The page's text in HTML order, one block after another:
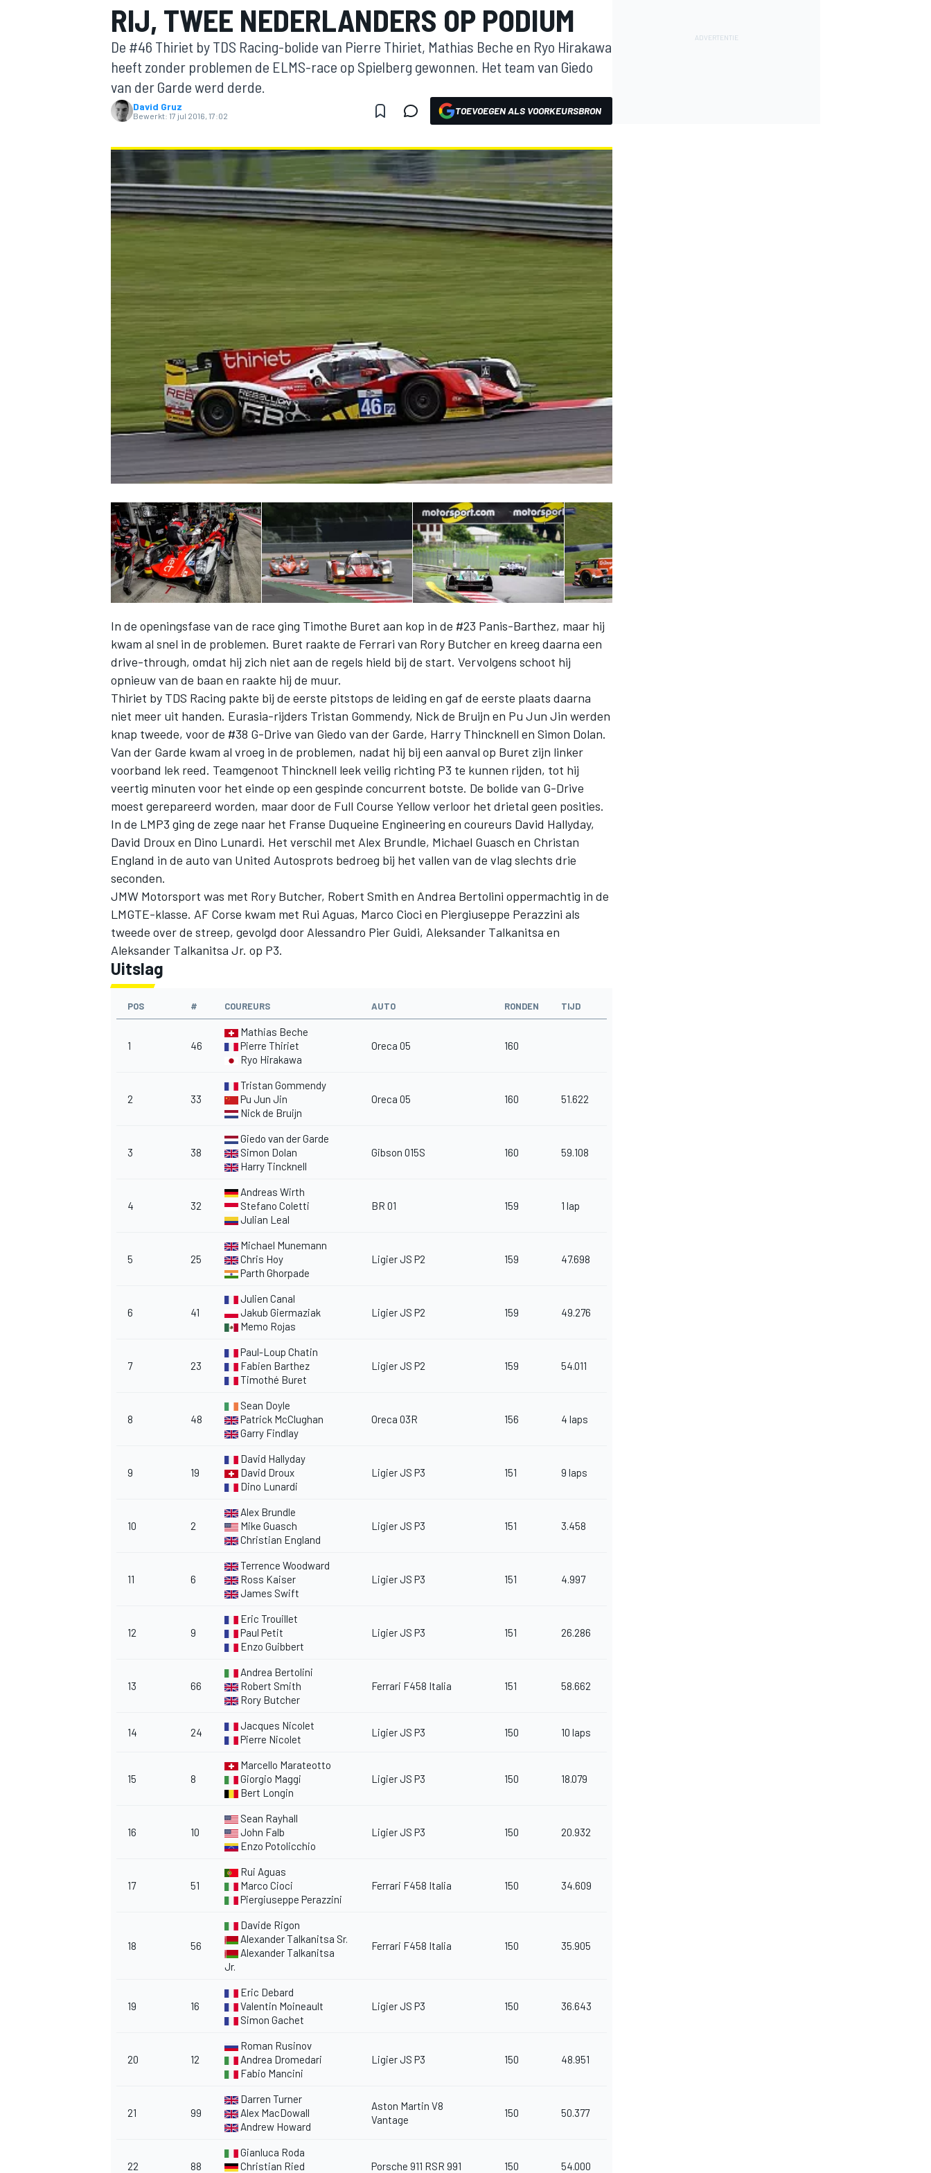
MOTOGP
INDYCAR
WEC DTM
RIJ, TWEE NEDERLANDERS OP PODIUM
De #46 Thiriet by TDS Racing-bolide van Pierre Thiriet, Mathias Beche en Ryo Hirakawa
heeft zonder problemen de ELMS-race op Spielberg gewonnen. Het team van Giedo
van der Garde werd derde.
David Gruz
Bewerkt: 17 jul 2016, 17:02 TOEVOEGEN ALS VOORKEURSBRON
In de openingsfase van de race ging Timothe Buret aan kop in de #23 Panis-Barthez, maar hij
kwam al snel in de problemen. Buret raakte de Ferrari van Rory Butcher en kreeg daarna een
drive-through, omdat hij zich niet aan de regels hield bij de start. Vervolgens schoot hij
opnieuw van de baan en raakte hij de muur.
Thiriet by TDS Racing pakte bij de eerste pitstops de leiding en gaf de eerste plaats daarna
niet meer uit handen. Eurasia-rijders Tristan Gommendy, Nick de Bruijn en Pu Jun Jin werden
knap tweede, voor de #38 G-Drive van Giedo van der Garde, Harry Thincknell en Simon Dolan.
Van der Garde kwam al vroeg in de problemen, nadat hij bij een aanval op Buret zijn linker
voorband lek reed. Teamgenoot Thincknell leek veilig richting P3 te kunnen rijden, tot hij
veertig minuten voor het einde op een gespinde concurrent botste. De bolide van G-Drive
moest gerepareerd worden, maar door de Full Course Yellow verloor het drietal geen posities.
In de LMP3 ging de zege naar het Franse Duqueine Engineering en coureurs David Hallyday,
David Droux en Dino Lunardi. Het verschil met Alex Brundle, Michael Guasch en Christan
England in de auto van United Autosprots bedroeg bij het vallen van de vlag slechts drie
seconden.
JMW Motorsport was met Rory Butcher, Robert Smith en Andrea Bertolini oppermachtig in de
LMGTE-klasse. AF Corse kwam met Rui Aguas, Marco Cioci en Piergiuseppe Perazzini als
tweede over de streep, gevolgd door Alessandro Pier Guidi, Aleksander Talkanitsa en
Aleksander Talkanitsa Jr. op P3.
Uitslag
POS # COUREURS AUTO RONDEN TIJD
1 46
Mathias Beche
Pierre Thiriet
Ryo Hirakawa
Oreca 05 160
2 33
Tristan Gommendy
Pu Jun Jin
Nick de Bruijn
Oreca 05 160 51.622
3 38
Giedo van der Garde
Simon Dolan
Harry Tincknell
Gibson 015S 160 59.108
4 32
Andreas Wirth
Stefano Coletti
Julian Leal
BR 01 159 1 lap
5 25
Michael Munemann
Chris Hoy
Parth Ghorpade
Ligier JS P2 159 47.698
6 41
Julien Canal
Jakub Giermaziak
Memo Rojas
Ligier JS P2 159 49.276
7 23
Paul-Loup Chatin
Fabien Barthez
Timothé Buret
Ligier JS P2 159 54.011
8 48
Sean Doyle
Patrick McClughan
Garry Findlay
Oreca 03R 156 4 laps
9 19
David Hallyday
David Droux
Dino Lunardi
Ligier JS P3 151 9 laps
10 2
Alex Brundle
Mike Guasch
Christian England
Ligier JS P3 151 3.458
11 6
Terrence Woodward
Ross Kaiser
James Swift
Ligier JS P3 151 4.997
12 9
Eric Trouillet
Paul Petit
Enzo Guibbert
Ligier JS P3 151 26.286
13 66
Andrea Bertolini
Robert Smith
Rory Butcher
Ferrari F458 Italia 151 58.662
14 24
Jacques Nicolet
Pierre Nicolet
Ligier JS P3 150 10 laps
15 8
Marcello Marateotto
Giorgio Maggi
Bert Longin
Ligier JS P3 150 18.079
16 10
Sean Rayhall
John Falb
Enzo Potolicchio
Ligier JS P3 150 20.932
17 51
Rui Aguas
Marco Cioci
Piergiuseppe Perazzini
Ferrari F458 Italia 150 34.609
18 56
Davide Rigon
Alexander Talkanitsa Sr.
Alexander Talkanitsa
Jr.
Ferrari F458 Italia 150 35.905
19 16
Eric Debard
Valentin Moineault
Simon Gachet
Ligier JS P3 150 36.643
20 12
Roman Rusinov
Andrea Dromedari
Fabio Mancini
Ligier JS P3 150 48.951
21 99
Darren Turner
Alex MacDowall
Andrew Howard
Aston Martin V8
Vantage
150 50.377
22 88
Gianluca Roda
Christian Ried
Porsche 911 RSR 991 150 54.000